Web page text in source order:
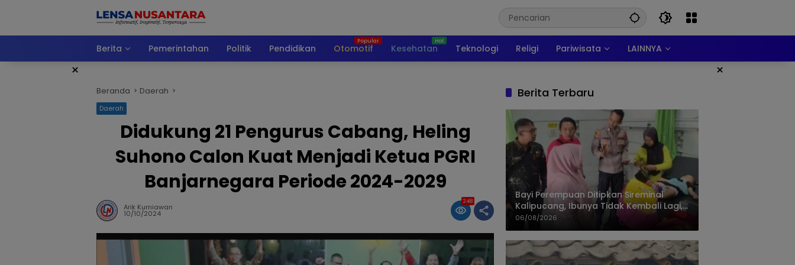
Berita
Pemerintahan Politik Pendidikan Otomotif Kesehatan Teknologi Religi Pariwisata LAINNYA
× ×
Beranda Daerah
Daerah
Didukung 21 Pengurus Cabang, Heling
Suhono Calon Kuat Menjadi Ketua PGRI
Banjarnegara Periode 2024-2029
Arik Kurniawan
10/10/2024
248
Berita Terbaru
Bayi Perempuan Ditipkan Sireminal
Kalipucang, Ibunya Tidak Kembali Lagi,
Polisi Telusuri Keberadaan Orang Tua
06/08/2026